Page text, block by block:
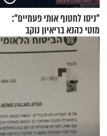
"ניסו לחטוף אותי פעמיים":
מוטי כהנא בריאיון נוקב